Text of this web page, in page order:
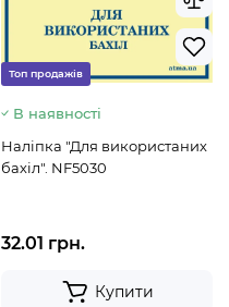
Топ продажів
В наявності
Наліпка "Для використаних
бахіл". NF5030
32.01 грн.
Купити